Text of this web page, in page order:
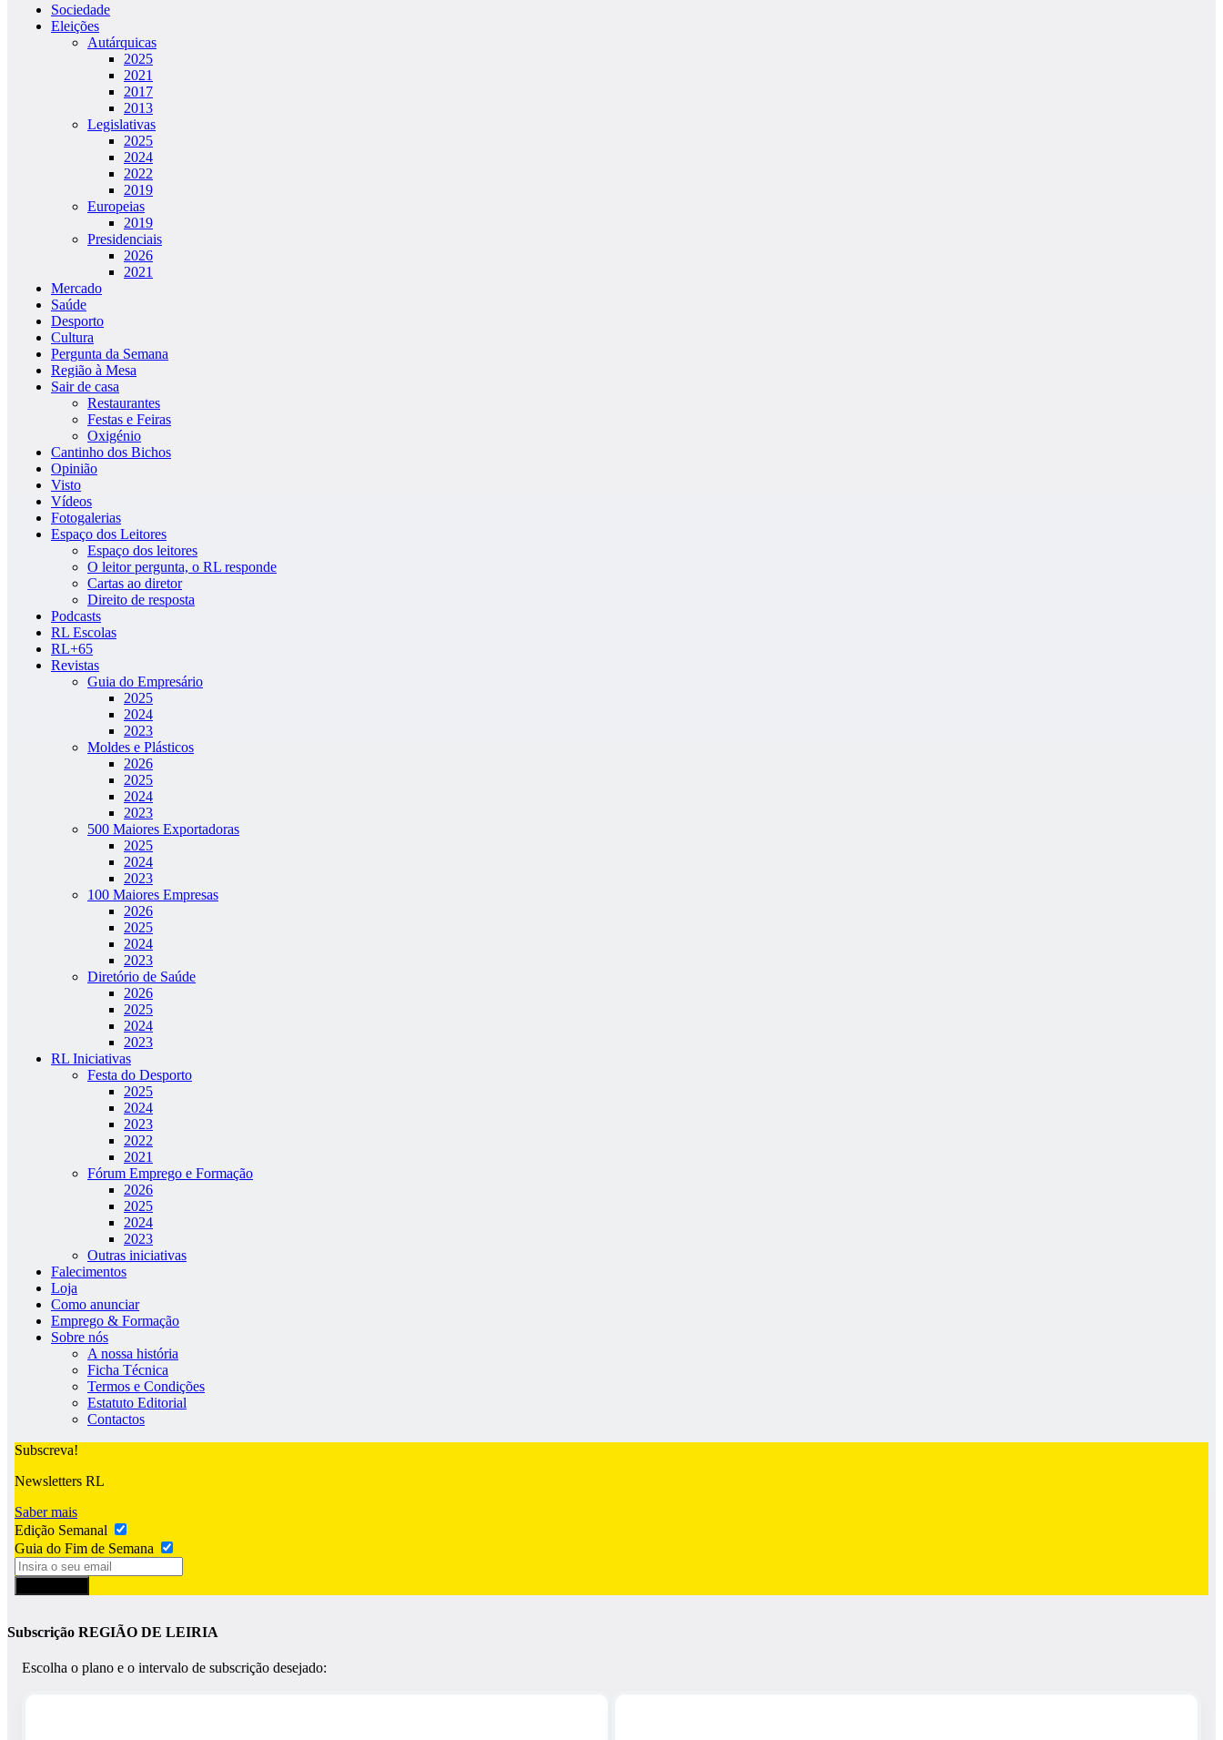
Sociedade
Eleições
Autárquicas
2025
2021
2017
2013
Legislativas
2025
2024
2022
2019
Europeias
2019
Presidenciais
2026
2021
Mercado
Saúde
Desporto
Cultura
Pergunta da Semana
Região à Mesa
Sair de casa
Restaurantes
Festas e Feiras
Oxigénio
Cantinho dos Bichos
Opinião
Visto
Vídeos
Fotogalerias
Espaço dos Leitores
Espaço dos leitores
O leitor pergunta, o RL responde
Cartas ao diretor
Direito de resposta
Podcasts
RL Escolas
RL+65
Revistas
Guia do Empresário
2025
2024
2023
Moldes e Plásticos
2026
2025
2024
2023
500 Maiores Exportadoras
2025
2024
2023
100 Maiores Empresas
2026
2025
2024
2023
Diretório de Saúde
2026
2025
2024
2023
RL Iniciativas
Festa do Desporto
2025
2024
2023
2022
2021
Fórum Emprego e Formação
2026
2025
2024
2023
Outras iniciativas
Falecimentos
Loja
Como anunciar
Emprego & Formação
Sobre nós
A nossa história
Ficha Técnica
Termos e Condições
Estatuto Editorial
Contactos
Subscreva!
Newsletters RL
Saber mais
Edição Semanal
Guia do Fim de Semana
Subscrição REGIÃO DE LEIRIA
Escolha o plano e o intervalo de subscrição desejado: